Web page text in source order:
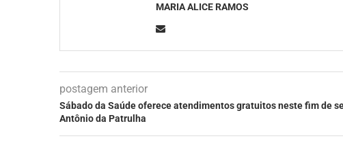
MARIA ALICE RAMOS
postagem anterior
Sábado da Saúde oferece atendimentos gratuitos neste fim de
Antônio da Patrulha